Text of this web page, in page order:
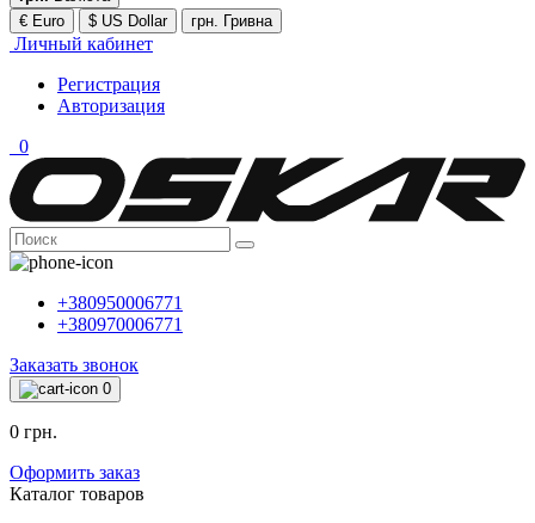
€ Euro
$ US Dollar грн. Гривна
Личный кабинет
Регистрация
Авторизация
0
+380950006771
+380970006771
Заказать звонок
0
0 грн.
Оформить заказ
Каталог товаров